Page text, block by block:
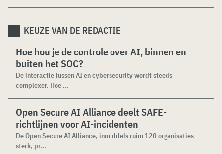
KEUZE VAN DE REDACTIE
Hoe hou je de controle over AI, binnen en
buiten het SOC?
De interactie tussen AI en cybersecurity wordt steeds
complexer. Hoe ...
Open Secure AI Alliance deelt SAFE-
richtlijnen voor AI-incidenten
De Open Secure AI Alliance, inmiddels ruim 120 organisaties
sterk, pr...